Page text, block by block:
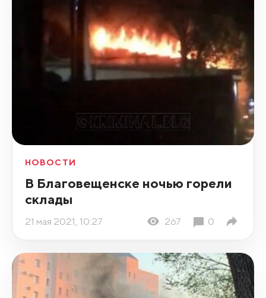
НОВОСТИ
В Благовещенске ночью горели
склады
21 мая 2021, 10:27 267 0